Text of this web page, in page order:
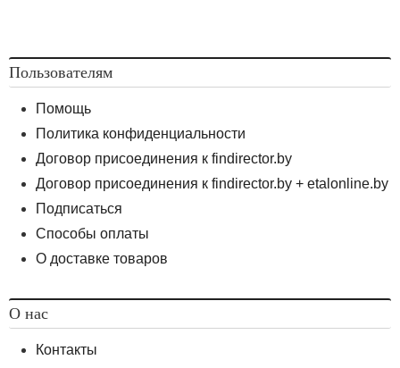
Пользователям
Помощь
Политика конфиденциальности
Договор присоединения к findirector.by
Договор присоединения к findirector.by + etalonline.by
Подписаться
Способы оплаты
О доставке товаров
О нас
Контакты